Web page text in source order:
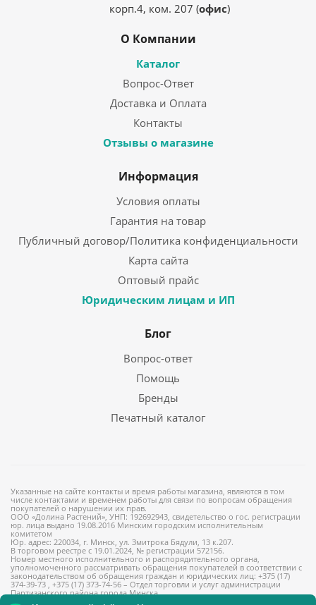
корп.4, ком. 207 (офис)
О Компании
Каталог
Вопрос-Ответ
Доставка и Оплата
Контакты
Отзывы о магазине
Информация
Условия оплаты
Гарантия на товар
Публичный договор/Политика конфиденциальности
Карта сайта
Оптовый прайс
Юридическим лицам и ИП
Блог
Вопрос-ответ
Помощь
Бренды
Печатный каталог
Указанные на сайте контакты и время работы магазина, являются в том
числе контактами и временем работы для связи по вопросам обращения
покупателей о нарушении их прав.
ООО «Долина Растений», УНП: 192692943, свидетельство о гос. регистрации
юр. лица выдано 19.08.2016 Минским городским исполнительным
комитетом
Юр. адрес: 220034, г. Минск, ул. Змитрока Бядули, 13 к.207.
В торговом реестре с 19.01.2024, № регистрации 572156.
Номер местного исполнительного и распорядительного органа,
уполномоченного рассматривать обращения покупателей в соответствии с
законодательством об обращения граждан и юридических лиц: +375 (17)
374-39-73 , +375 (17) 373-74-56 – Отдел торговли и услуг администрации
Партизанского района города Минска